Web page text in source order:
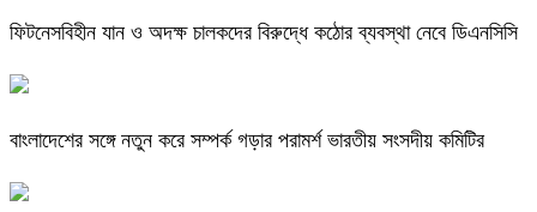
ফিটনেসবিহীন যান ও অদক্ষ চালকদের বিরুদ্ধে কঠোর ব্যবস্থা নেবে ডিএনসিসি
বাংলাদেশের সঙ্গে নতুন করে সম্পর্ক গড়ার পরামর্শ ভারতীয় সংসদীয় কমিটির